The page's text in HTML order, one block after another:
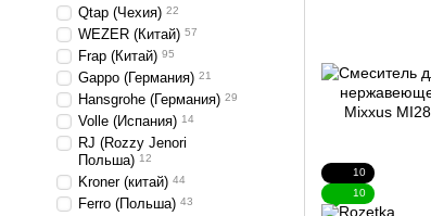
10
10
Qtap (Чехия) 22
WEZER (Китай) 57
Frap (Китай) 95
Gappo (Германия) 21
Hansgrohe (Германия) 29
Volle (Иcпания) 14
RJ (Rozzy Jenori
Польша) 12
Kroner (китай) 44
Ferro (Польша) 43